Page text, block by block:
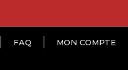
FAQ MON COMPTE